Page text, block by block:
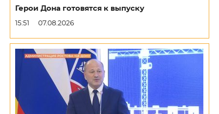
Герои Дона готовятся к выпуску
15:51 07.08.2026